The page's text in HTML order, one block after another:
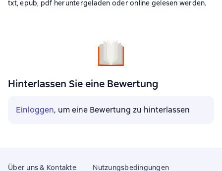
txt, epub, pdf heruntergeladen oder online gelesen werden.
Hinterlassen Sie eine Bewertung
Einloggen, um eine Bewertung zu hinterlassen
Über uns & Kontakte Nutzungsbedingungen